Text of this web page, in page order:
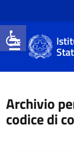
Open
Archivio
codice di